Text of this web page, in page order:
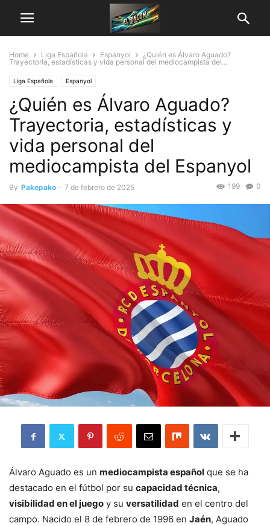
Home Liga Española Espanyol
¿Quién es Álvaro Aguado?
Trayectoria, estadísticas y vida personal del mediocampista del...
Liga Española Espanyol
¿Quién es Álvaro Aguado?
Trayectoria, estadísticas y
vida personal del
mediocampista del Espanyol
By Pakepako - 7 de febrero de 2025 0
199
Álvaro Aguado es un mediocampista español que se ha
destacado en el fútbol por su capacidad técnica,
visibilidad en el juego y su versatilidad en el centro del
campo. Nacido el 8 de febrero de 1996 en Jaén, Aguado